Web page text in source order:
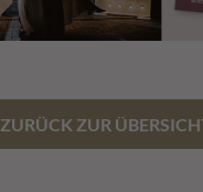
ZURÜCK ZUR